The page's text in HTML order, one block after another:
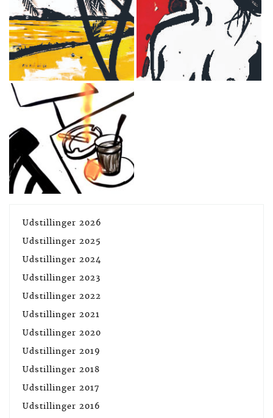
Udstillinger 2026
Udstillinger 2025
Udstillinger 2024
Udstillinger 2023
Udstillinger 2022
Udstillinger 2021
Udstillinger 2020
Udstillinger 2019
Udstillinger 2018
Udstillinger 2017
Udstillinger 2016